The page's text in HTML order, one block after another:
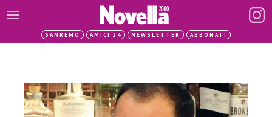
SANREMO AMICI 24 NEWSLETTER ABBONATI